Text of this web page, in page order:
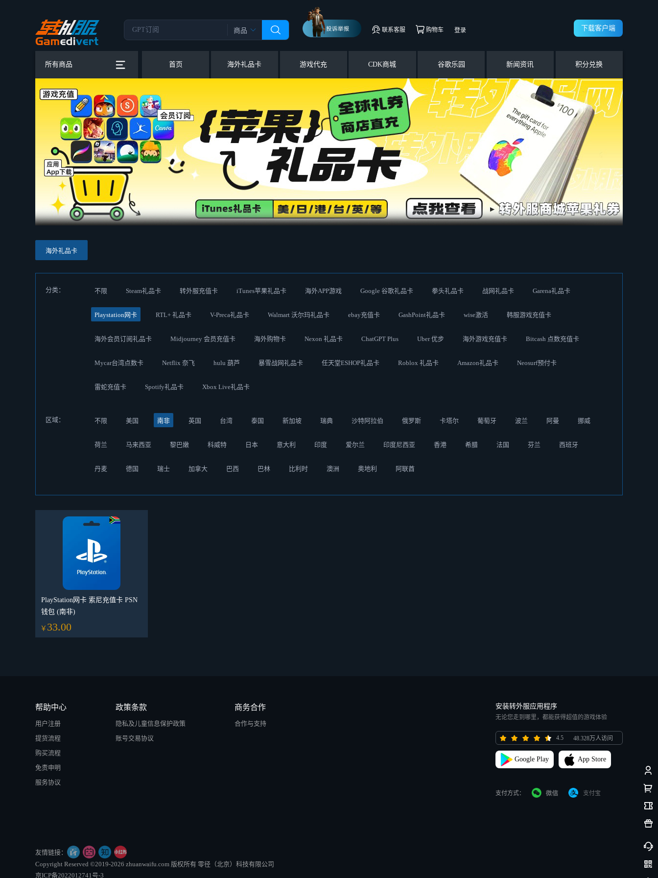
商品 联系客服 购物车 登录 下载客户端
所有商品 首页 海外礼品卡 游戏代充 CDK商城 谷歌乐园 新闻资讯 积分兑换
海外礼品卡
分类： 不限 Steam礼品卡 转外服充值卡 iTunes苹果礼品卡 海外APP游戏 Google 谷歌礼品卡 拳头礼品卡 战网礼品卡 Garena礼品卡
Playstation网卡 RTL+ 礼品卡 V-Preca礼品卡 Walmart 沃尔玛礼品卡 ebay充值卡 GashPoint礼品卡 wise激活 韩服游戏充值卡
海外会员订阅礼品卡 Midjourney 会员充值卡 海外购物卡 Nexon 礼品卡 ChatGPT Plus Uber 优步 海外游戏充值卡 Bitcash 点数充值卡
Mycar台湾点数卡 Netflix 奈飞 hulu 葫芦 暴雪战网礼品卡 任天堂ESHOP礼品卡 Roblox 礼品卡 Amazon礼品卡 Neosurf预付卡
雷蛇充值卡 Spotify礼品卡 Xbox Live礼品卡
区域： 不限 美国 南非 英国 台湾 泰国 新加坡 瑞典 沙特阿拉伯 俄罗斯 卡塔尔 葡萄牙 波兰 阿曼 挪威
荷兰 马来西亚 黎巴嫩 科威特 日本 意大利 印度 爱尔兰 印度尼西亚 香港 希腊 法国 芬兰 西班牙
丹麦 德国 瑞士 加拿大 巴西 巴林 比利时 澳洲 奥地利 阿联酋
PlayStation网卡 索尼充值卡 PSN
钱包 (南非)
￥ 33.00
帮助中心
用户注册
提货流程
购买流程
免责申明
服务协议
政策条款
隐私及儿童信息保护政策
账号交易协议
商务合作
合作与支持
安装转外服应用程序
无论您走到哪里，都能获得超值的游戏体验
4.5 48.328万人访问
Google Play App Store
支付方式： 支付宝
友情链接：
Copyright Reserved ©2019-2026 zhuanwaifu.com 版权所有 零径（北京）科技有限公司
京ICP备2022012741号-3